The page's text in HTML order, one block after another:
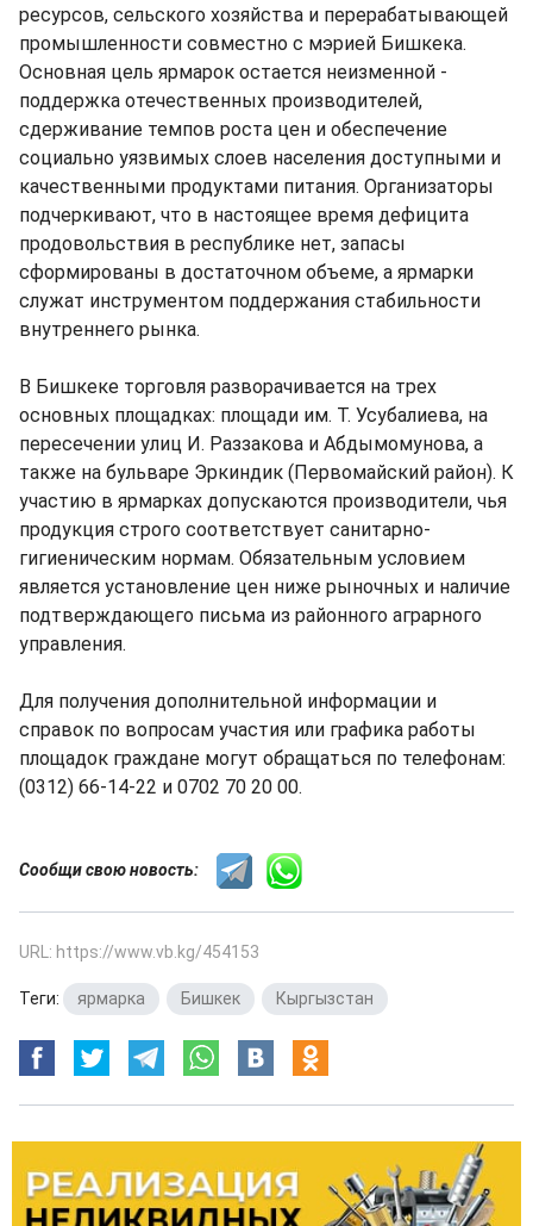
ресурсов, сельского хозяйства и перерабатывающей
промышленности совместно с мэрией Бишкека.
Основная цель ярмарок остается неизменной -
поддержка отечественных производителей,
сдерживание темпов роста цен и обеспечение
социально уязвимых слоев населения доступными и
качественными продуктами питания. Организаторы
подчеркивают, что в настоящее время дефицита
продовольствия в республике нет, запасы
сформированы в достаточном объеме, а ярмарки
служат инструментом поддержания стабильности
внутреннего рынка.
В Бишкеке торговля разворачивается на трех
основных площадках: площади им. Т. Усубалиева, на
пересечении улиц И. Раззакова и Абдымомунова, а
также на бульваре Эркиндик (Первомайский район). К
участию в ярмарках допускаются производители, чья
продукция строго соответствует санитарно-
гигиеническим нормам. Обязательным условием
является установление цен ниже рыночных и наличие
подтверждающего письма из районного аграрного
управления.
Для получения дополнительной информации и
справок по вопросам участия или графика работы
площадок граждане могут обращаться по телефонам:
(0312) 66-14-22 и 0702 70 20 00.
Сообщи свою новость:
URL: https://www.vb.kg/454153
Теги: ярмарка Бишкек Кыргызстан